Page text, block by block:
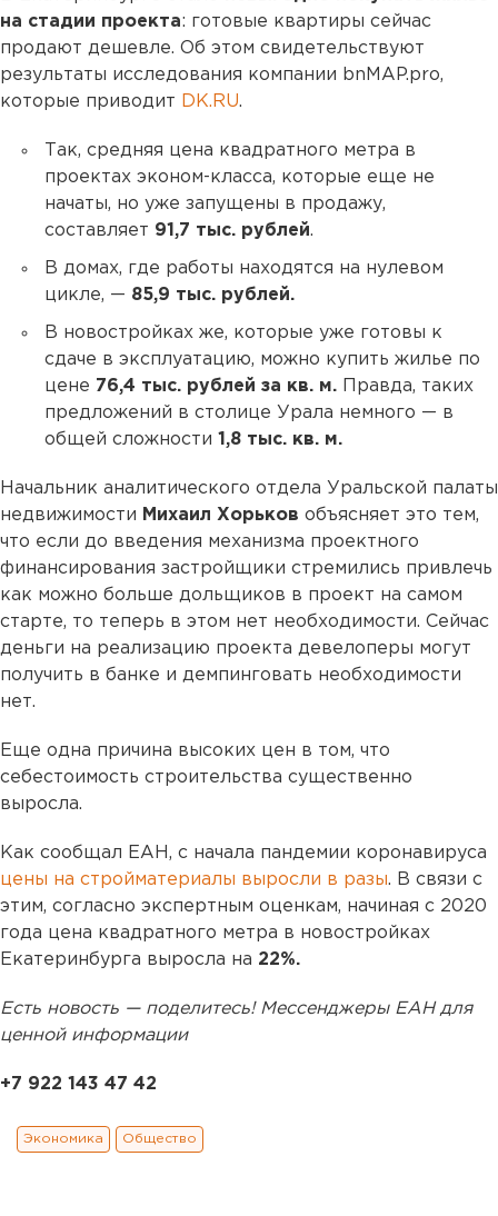
на стадии проекта: готовые квартиры сейчас
продают дешевле. Об этом свидетельствуют
результаты исследования компании bnMAP.pro,
которые приводит DK.RU.
Так, средняя цена квадратного метра в
проектах эконом-класса, которые еще не
начаты, но уже запущены в продажу,
составляет 91,7 тыс. рублей.
В домах, где работы находятся на нулевом
цикле, — 85,9 тыс. рублей.
В новостройках же, которые уже готовы к
сдаче в эксплуатацию, можно купить жилье по
цене 76,4 тыс. рублей за кв. м.
Правда, таких
предложений в столице Урала немного — в
общей сложности 1,8 тыс. кв. м.
Начальник аналитического отдела Уральской палаты
недвижимости Михаил Хорьков объясняет это тем,
что если до введения механизма проектного
финансирования застройщики стремились привлечь
как можно больше дольщиков в проект на самом
старте, то теперь в этом нет необходимости. Сейчас
деньги на реализацию проекта девелоперы могут
получить в банке и демпинговать необходимости
нет.
Еще одна причина высоких цен в том, что
себестоимость строительства существенно
выросла.
Как сообщал ЕАН, с начала пандемии коронавируса
цены на стройматериалы выросли в разы. В связи с
этим, согласно экспертным оценкам, начиная с 2020
года цена квадратного метра в новостройках
Екатеринбурга выросла на 22%.
Есть новость — поделитесь! Мессенджеры ЕАН для
ценной информации
+7 922 143 47 42
Экономика Общество